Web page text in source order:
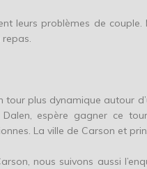
leurs problèmes de
repas.
plus dynamique autour
espère gagner ce
La ville de Carson et
nous suivons aussi